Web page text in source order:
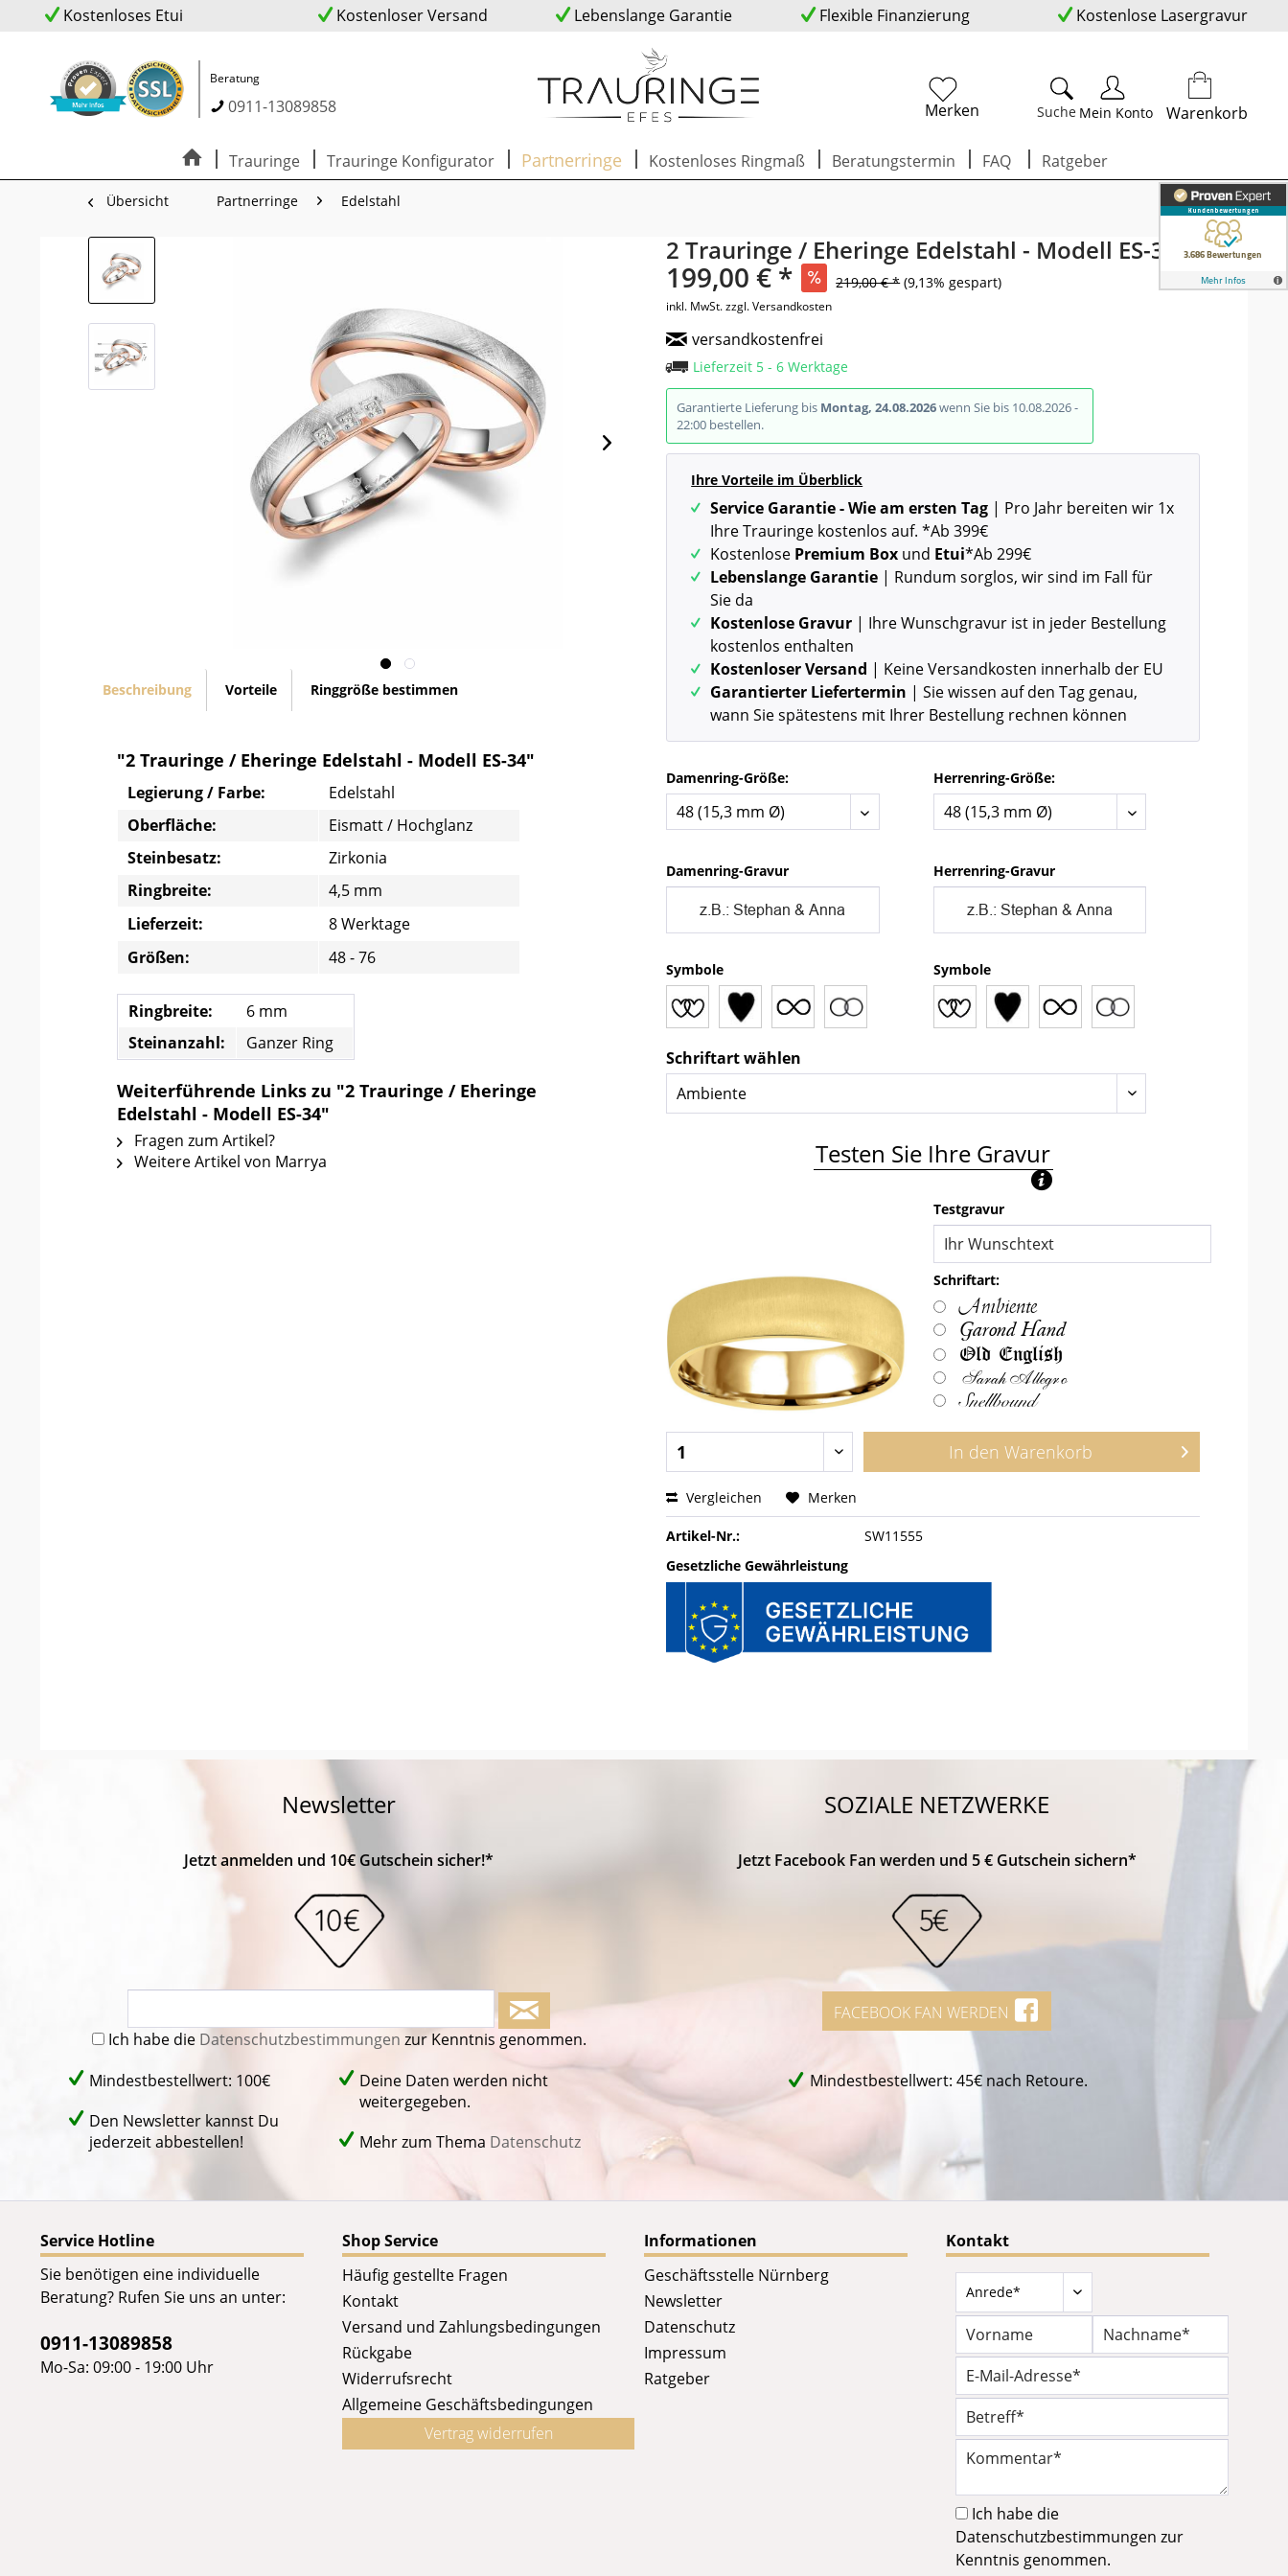
Kostenloses Etui Kostenloser Versand Lebenslange Garantie Flexible Finanzierung Kostenlose Lasergravur
Beratung
0911-13089858 Suche
Merken Mein Konto Warenkorb
Trauringe Trauringe Konfigurator Partnerringe Kostenloses Ringmaß Beratungstermin FAQ Ratgeber
Übersicht Partnerringe Edelstahl
Beschreibung Vorteile Ringgröße bestimmen
"2 Trauringe / Eheringe Edelstahl - Modell ES-34"
Legierung / Farbe:
Edelstahl
Oberfläche:
Eismatt / Hochglanz
Steinbesatz:
Zirkonia
Ringbreite:
4,5 mm
Lieferzeit:
8 Werktage
Größen:
48 - 76
Ringbreite:
6 mm
Steinanzahl:
Ganzer Ring
Weiterführende Links zu "2 Trauringe / Eheringe
Edelstahl - Modell ES-34"
Fragen zum Artikel?
Weitere Artikel von Marrya
2 Trauringe / Eheringe Edelstahl - Modell ES-34
199,00 € * 219,00 € * (9,13% gespart)
inkl. MwSt.zzgl. Versandkosten
versandkostenfrei
Lieferzeit 5 - 6 Werktage
Garantierte Lieferung bis Montag, 24.08.2026wenn Sie bis 10.08.2026 -
22:00 bestellen.
Ihre Vorteile im Überblick
Service Garantie - Wie am ersten Tag | Pro Jahr bereiten wir 1x
Ihre Trauringe kostenlos auf. *Ab 399€
Kostenlose Premium Box und Etui*Ab 299€
Lebenslange Garantie | Rundum sorglos, wir sind im Fall für
Sie da
Kostenlose Gravur | Ihre Wunschgravur ist in jeder Bestellung
kostenlos enthalten
Kostenloser Versand | Keine Versandkosten innerhalb der EU
Garantierter Liefertermin | Sie wissen auf den Tag genau,
wann Sie spätestens mit Ihrer Bestellung rechnen können
Damenring-Größe: Herrenring-Größe:
Damenring-Gravur Herrenring-Gravur
Symbole Symbole
Schriftart wählen
Testen Sie Ihre Gravur
Testgravur
Schriftart:
Ambiente
Garond Hand
Old English
Sarah Allegro
Snellbound
In den Warenkorb
Vergleichen Merken
Artikel-Nr.:
SW11555
Gesetzliche Gewährleistung
Newsletter
Jetzt anmelden und 10€ Gutschein sicher!*
Ich habe die Datenschutzbestimmungen zur Kenntnis genommen.
Mindestbestellwert: 100€
Den Newsletter kannst Du
jederzeit abbestellen!
Deine Daten werden nicht
weitergegeben.
Mehr zum Thema Datenschutz
SOZIALE NETZWERKE
Jetzt Facebook Fan werden und 5 € Gutschein sichern*
FACEBOOK FAN WERDEN
Mindestbestellwert: 45€ nach Retoure.
Service Hotline
Sie benötigen eine individuelle
Beratung? Rufen Sie uns an unter:
0911-13089858
Mo-Sa: 09:00 - 19:00 Uhr
Shop Service
Häufig gestellte Fragen
Kontakt
Versand und Zahlungsbedingungen
Rückgabe
Widerrufsrecht
Allgemeine Geschäftsbedingungen
Vertrag widerrufen
Informationen
Geschäftsstelle Nürnberg
Newsletter
Datenschutz
Impressum
Ratgeber
Kontakt
Ich habe die
Datenschutzbestimmungen zur
Kenntnis genommen.